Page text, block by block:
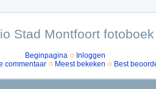
Stad Montfoort fotoboek
Beginpagina
Inloggen
commentaar Meest bekeken Best